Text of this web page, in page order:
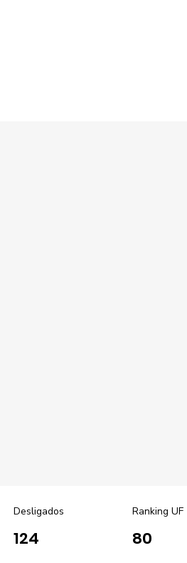
Desligados
124
Ranking UF
80